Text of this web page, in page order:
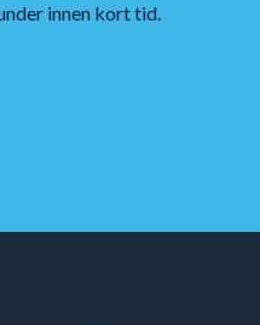
innen kort tid.